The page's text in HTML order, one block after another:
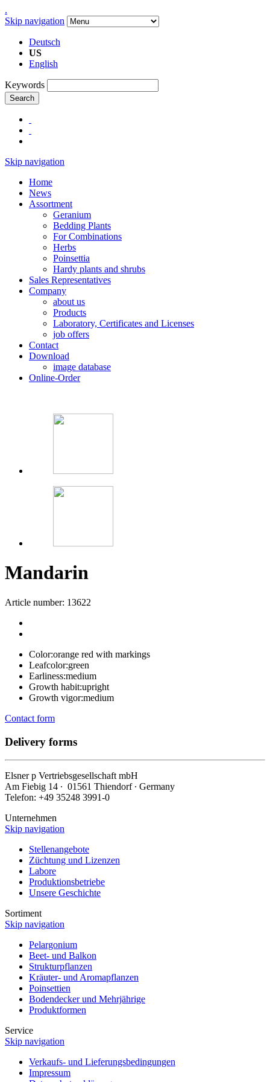
.
Skip navigation
Deutsch
US
English
Keywords
Search
Skip navigation
Home
News
Assortment
Geranium
Bedding Plants
For Combinations
Herbs
Poinsettia
Hardy plants and shrubs
Sales Representatives
Company
about us
Products
Laboratory, Certificates and Licenses
job offers
Contact
Download
image database
Online-Order
Mandarin
Article number: 13622
Color:orange red with markings
Leafcolor:green
Earliness:medium
Growth habit:upright
Growth vigor:medium
Contact form
Delivery forms
Elsnerp Vertriebsgesellschaft mbH
Am Fiebig 14 ∙ 01561 Thiendorf ∙ Germany
Telefon: +49 35248 3991-0
Unternehmen
Skip navigation
Stellenangebote
Züchtung und Lizenzen
Labore
Produktionsbetriebe
Unsere Geschichte
Sortiment
Skip navigation
Pelargonium
Beet- und Balkon
Strukturpflanzen
Kräuter- und Aromapflanzen
Poinsettien
Bodendecker und Mehrjährige
Produktformen
Service
Skip navigation
Verkaufs- und Lieferungsbedingungen
Impressum